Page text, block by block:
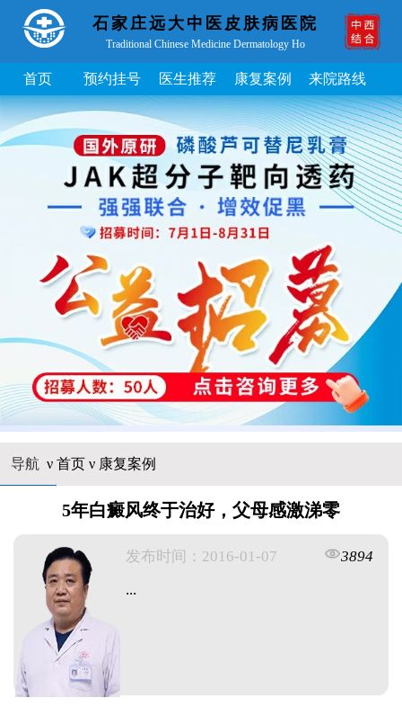
石家庄远大中医皮肤病医院
Traditional Chinese Medicine Dermatology Ho
首页 预约挂号 医生推荐 康复案例 来院路线
导航 ν 首页ν 康复案例
5年白癜风终于治好，父母感激涕零
发布时间：2016-01-07
3894
...